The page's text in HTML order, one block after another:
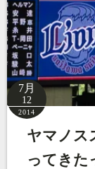
7月
12
2014
ヤマノス
ってきた